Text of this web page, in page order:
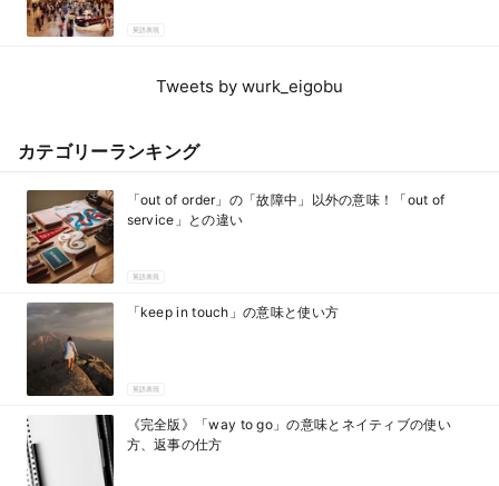
英語表現
Tweets by wurk_eigobu
カテゴリーランキング
「out of order」の「故障中」以外の意味！「out of
service」との違い
英語表現
「keep in touch」の意味と使い方
英語表現
《完全版》「way to go」の意味とネイティブの使い
方、返事の仕方